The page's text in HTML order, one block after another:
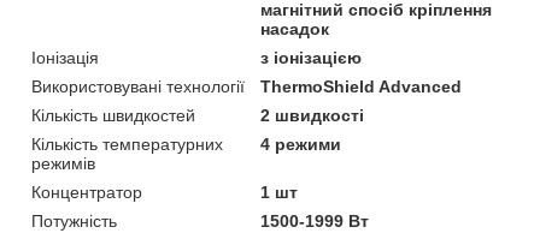
магнітний спосіб кріплення
насадок
Іонізація
з іонізацією
Використовувані технології
ThermoShield Advanced
Кількість швидкостей
2 швидкості
Кількість температурних
режимів
4 режими
Концентратор
1 шт
Потужність
1500-1999 Вт